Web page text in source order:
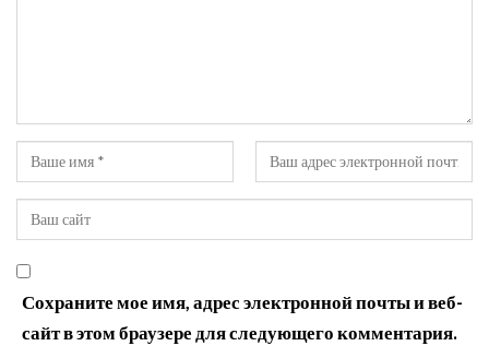
Сохраните мое имя, адрес электронной почты и веб-
сайт в этом браузере для следующего комментария.